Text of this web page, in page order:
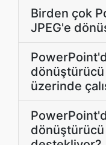
Birden çok
JPEG'e
üzerinde
dönüştürücü